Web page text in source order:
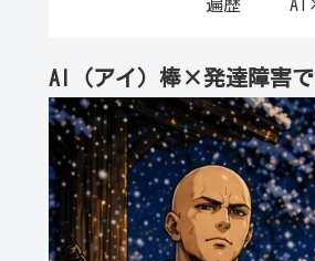
遍歴
AI（アイ）棒×発達障害